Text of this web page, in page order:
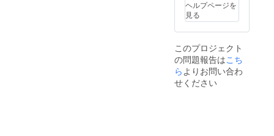
ヘルプページを
見る
このプロジェクト
の問題報告はこち
らよりお問い合わ
せください